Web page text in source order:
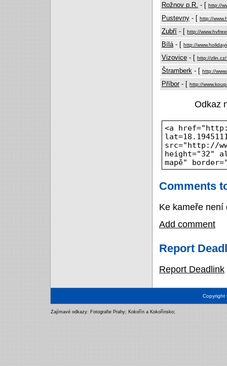
Rožnov p.R. - [ http://
Pustevny - [ http://
Zubří - [ http://
Bílá - [ http://
Vizovice - [ http://
Štramberk - [ http://
Příbor- [ http://
Odkaz
<a href="http://
src="http://
height="32"
mapě"
Comments
Ke kameře není
Add comment
Report
Report Deadlink
Zajímavé odkazy: Fotografie Prahy; Kokořín a Kokořínsko;